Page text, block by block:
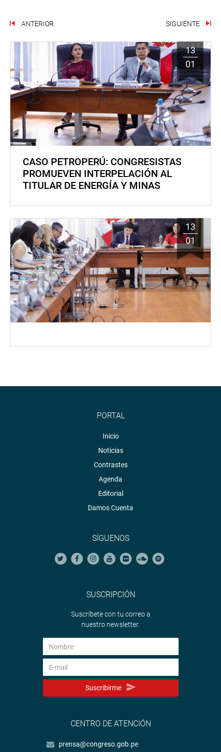
ANTERIOR SIGUIENTE
13
01
CASO PETROPERÚ: CONGRESISTAS
PROMUEVEN INTERPELACIÓN AL
TITULAR DE ENERGÍA Y MINAS
13
01
PORTAL
Inicio
Noticias
Contrastes
Agenda
Editorial
Damos Cuenta
SÍGUENOS
SUSCRIPCIÓN
Suscríbete con tu correo a
nuestro newsletter.
Suscribirme
CENTRO DE ATENCIÓN
prensa@congreso.gob.pe